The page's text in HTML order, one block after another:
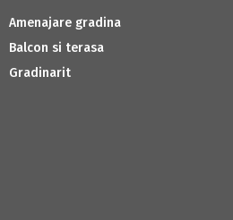
Amenajare gradina
Balcon si terasa
Gradinarit